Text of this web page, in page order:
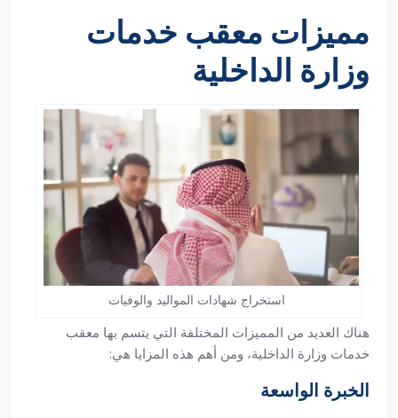
مميزات معقب خدمات
وزارة الداخلية
استخراج شهادات المواليد والوفيات
هناك العديد من المميزات المختلفة التي يتسم بها معقب
خدمات وزارة الداخلية، ومن أهم هذه المزايا هي:
الخبرة الواسعة